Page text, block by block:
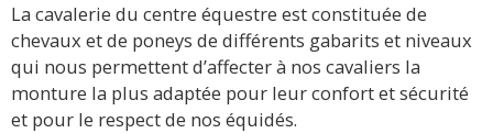
Contact
La cavalerie du centre équestre est constituée de
chevaux et de poneys de différents gabarits et niveaux
qui nous permettent d’affecter à nos cavaliers la
monture la plus adaptée pour leur confort et sécurité
et pour le respect de nos équidés.